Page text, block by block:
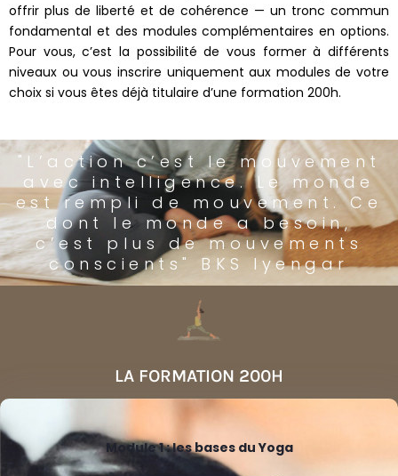
offrir plus de liberté et de cohérence — un tronc commun
fondamental et des modules complémentaires en options.
Pour vous, c’est la possibilité de vous former à différents
niveaux ou vous inscrire uniquement aux modules de votre
choix si vous êtes déjà titulaire d’une formation 200h.
"L’action c’est le mouvement
avec intelligence. Le monde
est rempli de mouvement. Ce
dont le monde a besoin,
c’est plus de mouvements
conscients" BKS Iyengar
LA FORMATION 200H
Module 1 : les bases du Yoga